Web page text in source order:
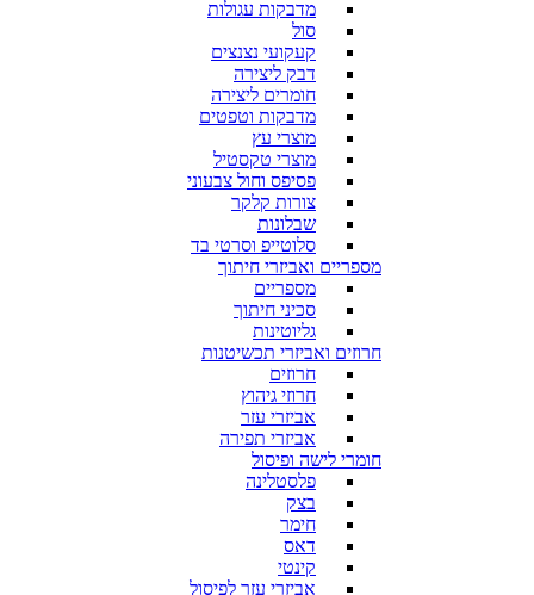
מדבקות עגולות
סול
קעקועי נצנצים
דבק ליצירה
חומרים ליצירה
מדבקות וטפטים
מוצרי עץ
מוצרי טקסטיל
פסיפס וחול צבעוני
צורות קלקר
שבלונות
סלוטייפ וסרטי בד
מספריים ואביזרי חיתוך
מספריים
סכיני חיתוך
גליוטינות
חרוזים ואביזרי תכשיטנות
חרוזים
חרוזי גיהוץ
אביזרי עזר
אביזרי תפירה
חומרי לישה ופיסול
פלסטלינה
בצק
חימר
דאס
קינטי
אביזרי עזר לפיסול